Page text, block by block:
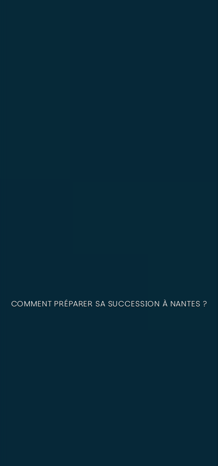
COMMENT PRÉPARER SA SUCCESSION À NANTES ?